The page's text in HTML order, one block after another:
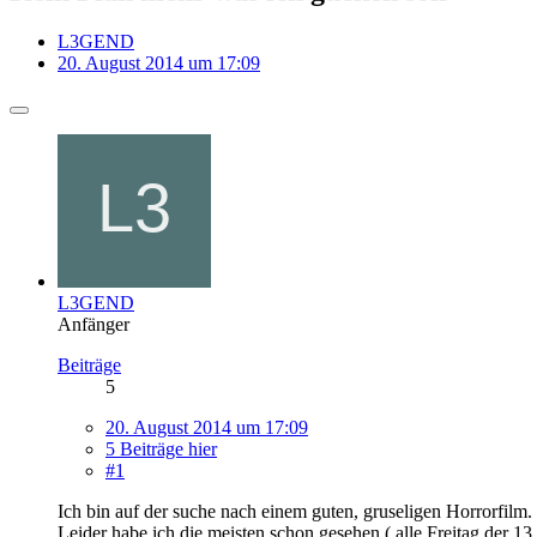
L3GEND
20. August 2014 um 17:09
L3GEND
Anfänger
Beiträge
5
20. August 2014 um 17:09
5 Beiträge hier
#1
Ich bin auf der suche nach einem guten, gruseligen Horrorfilm.
Leider habe ich die meisten schon gesehen ( alle Freitag der